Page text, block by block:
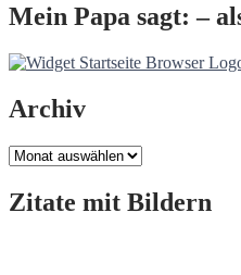
Mein Papa sagt: –
Archiv
Archiv
Zitate mit Bildern